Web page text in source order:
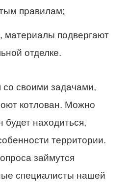
правилам;
материалы подвергают
отделке.
со своими задачами,
котлован. Можно
будет находиться,
территории.
займутся
специалисты нашей